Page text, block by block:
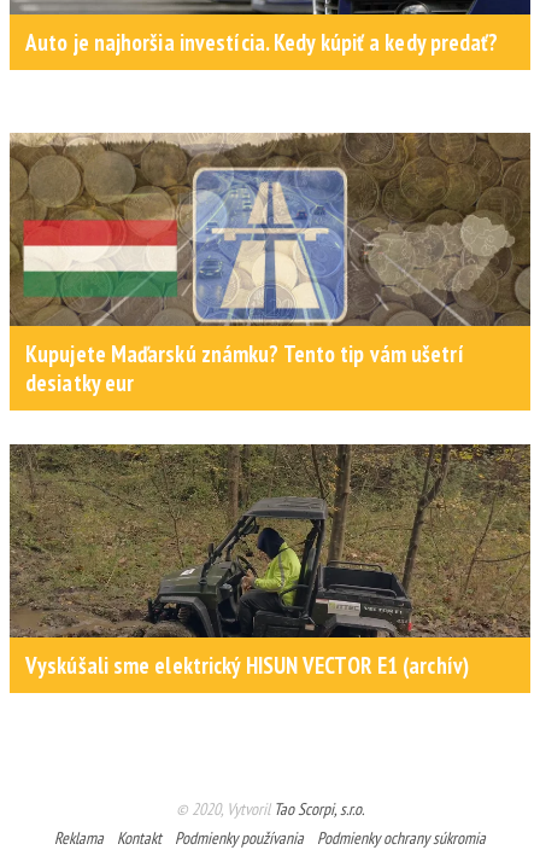
Auto je najhoršia investícia. Kedy kúpiť a kedy predať?
Kupujete Maďarskú známku? Tento tip vám ušetrí
desiatky eur
Vyskúšali sme elektrický HISUN VECTOR E1 (archív)
© 2020, Vytvoril Tao Scorpi, s.r.o.
Reklama
Kontakt Podmienky používania Podmienky ochrany súkromia